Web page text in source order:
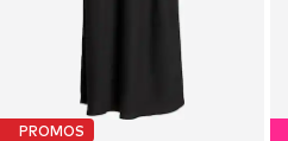
PROMOS